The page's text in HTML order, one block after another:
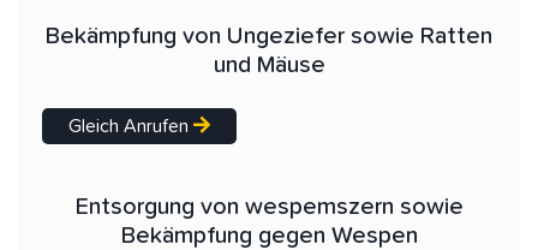
Bekämpfung von Ungeziefer sowie Ratten
und Mäuse
Gleich Anrufen
Entsorgung von wespemszern sowie
Bekämpfung gegen Wespen